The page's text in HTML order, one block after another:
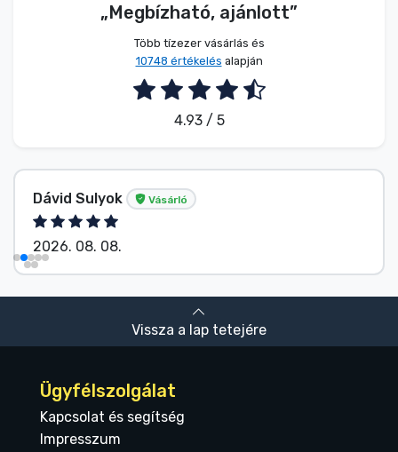
„Megbízható, ajánlott”
Több tízezer vásárlás és
10748 értékelés alapján
4.93 / 5
Dávid Sulyok Vásárló
2026. 08. 08.
Vissza a lap tetejére
Ügyfélszolgálat
Kapcsolat és segítség
Impresszum